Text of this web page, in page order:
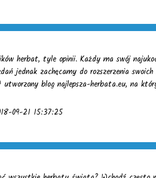
herbat, tyle opinii. Każdy ma swój
jednak zachęcamy do rozszerzenia
blog najlepsza-herbata.eu, na
09-21 15:37:25